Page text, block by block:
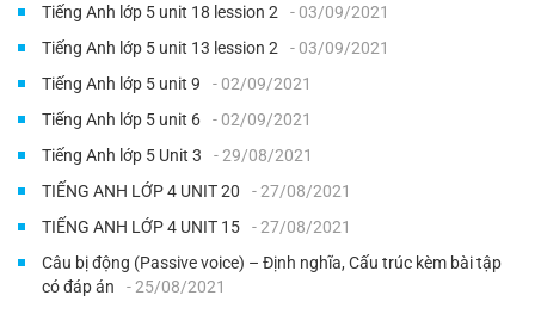
Tiếng Anh lớp 5 unit 18 lession 2
- 03/09/2021
Tiếng Anh lớp 5 unit 13 lession 2
- 03/09/2021
Tiếng Anh lớp 5 unit 9
- 02/09/2021
Tiếng Anh lớp 5 unit 6
- 02/09/2021
Tiếng Anh lớp 5 Unit 3
- 29/08/2021
TIẾNG ANH LỚP 4 UNIT 20
- 27/08/2021
TIẾNG ANH LỚP 4 UNIT 15
- 27/08/2021
Câu bị động (Passive voice) – Định nghĩa, Cấu trúc kèm bài tập
có đáp án
- 25/08/2021